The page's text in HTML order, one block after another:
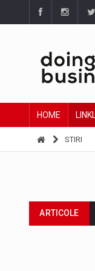
HOME
STIRI
ARTICOLE